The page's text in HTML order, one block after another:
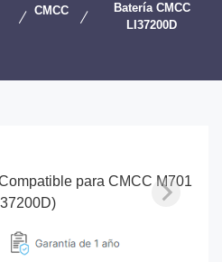
CMCC
Batería CMCC
LI37200D